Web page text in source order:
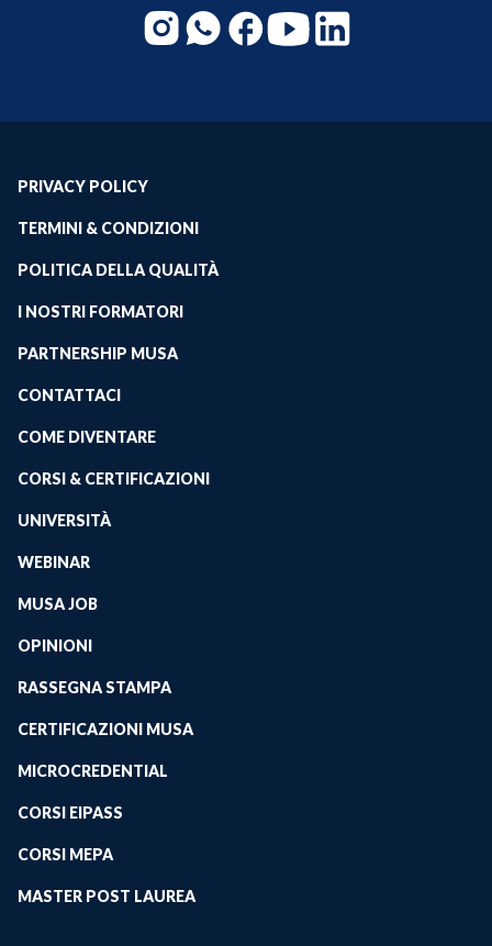
PRIVACY POLICY
TERMINI & CONDIZIONI
POLITICA DELLA QUALITÀ
I NOSTRI FORMATORI
PARTNERSHIP MUSA
CONTATTACI
COME DIVENTARE
CORSI & CERTIFICAZIONI
UNIVERSITÀ
WEBINAR
MUSA JOB
OPINIONI
RASSEGNA STAMPA
CERTIFICAZIONI MUSA
MICROCREDENTIAL
CORSI EIPASS
CORSI MEPA
MASTER POST LAUREA